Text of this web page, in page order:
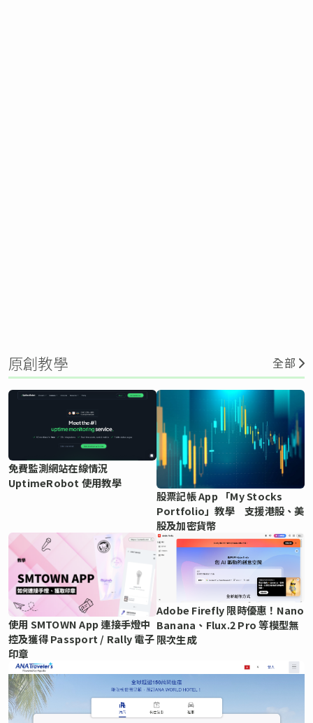
原創教學 全部
免費監測網站在線情況
UptimeRobot 使用教學
股票記帳 App 「My Stocks
Portfolio」教學 支援港股、美
股及加密貨幣
使用 SMTOWN App 連接手燈中
控及獲得 Passport / Rally 電子
印章
Adobe Firefly 限時優惠！Nano
Banana、Flux.2 Pro 等模型無
限次生成